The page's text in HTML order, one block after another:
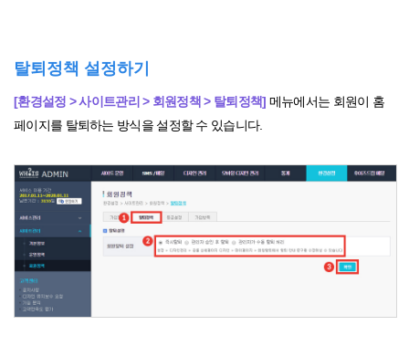
탈퇴정책 설정하기
[환경설정 > 사이트관리 > 회원정책 > 탈퇴정책] 메뉴에서는 회원이 홈
페이지를 탈퇴하는 방식을 설정할 수 있습니다.